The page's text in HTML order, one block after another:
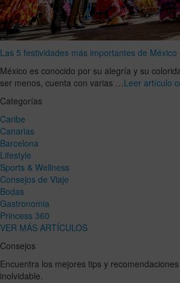
Las 5 festividades más importantes de México
México es conocido por su alegría y su
ser menos, cuenta con varias …Leer artículo
Categorías
Caribe
Canarias
Barcelona
Lifestyle
Sports & Wellness
Consejos de Viaje
Bodas
Gastronomia
Princess 360
VER MÁS ARTÍCULOS
Consejos
Encuentra los mejores tips y
inolvidable.